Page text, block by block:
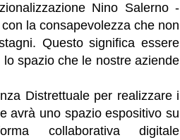
Nino Salerno -
la consapevolezza che non
Questo significa essere
spazio che le nostre aziende
Distrettuale per realizzare i
avrà uno spazio espositivo su
collaborativa digitale